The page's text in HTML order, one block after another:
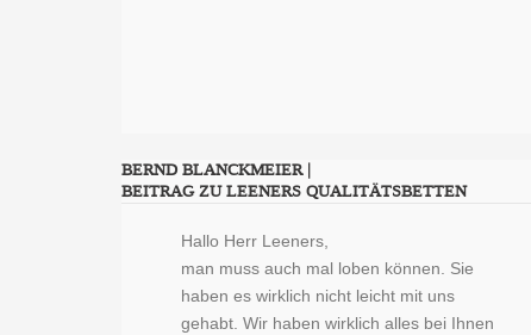
BERND BLANCKMEIER |
BEITRAG ZU LEENERS QUALITÄTSBETTEN
Hallo Herr Leeners,
man muss auch mal loben können. Sie
haben es wirklich nicht leicht mit uns
gehabt. Wir haben wirklich alles bei Ihnen